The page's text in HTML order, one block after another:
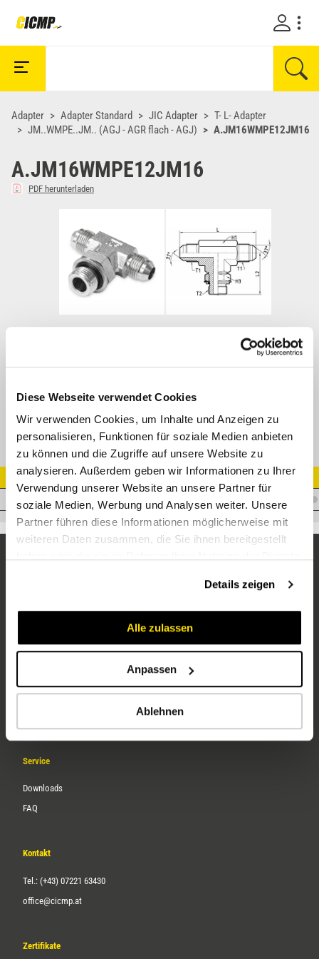
Diese Webseite verwendet Cookies
Wir verwenden Cookies, um Inhalte und Anzeigen zu
personalisieren, Funktionen für soziale Medien anbieten
zu können und die Zugriffe auf unsere Website zu
analysieren. Außerdem geben wir Informationen zu Ihrer
Verwendung unserer Website an unsere Partner für
soziale Medien, Werbung und Analysen weiter. Unsere
Partner führen diese Informationen möglicherweise mit
weiteren Daten zusammen, die Sie ihnen bereitgestellt
Details zeigen
Alle zulassen
Anpassen
Ablehnen
Adapter Adapter Standard JIC Adapter
T- L- Adapter
JM..WMPE..JM.. (AGJ - AGR flach - AGJ)
A.JM16WMPE12JM16
A.JM16WMPE12JM16
PDF herunterladen
Artikel Nr.
A.JM16WMPE12JM16
Über uns
Service
Downloads
FAQ
Kontakt
Tel.: (+43) 07221 63430
office@cicmp.at
Zertifikate